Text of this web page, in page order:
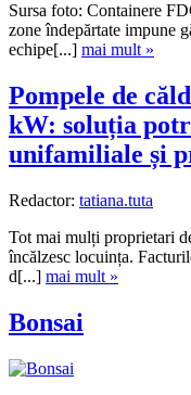
Sursa foto: Containere
zone îndepărtate impune
echipe[...] mai mult »
Pompele de
kW: soluția
unifamiliale și
Redactor: tatiana.tuta
Tot mai mulți proprietari
încălzesc locuința.
d[...] mai mult »
Bonsai